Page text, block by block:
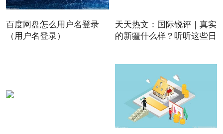
百度网盘怎么用户名登录
（用户名登录）
天天热文：国际锐评｜真实
的新疆什么样？听听这些日